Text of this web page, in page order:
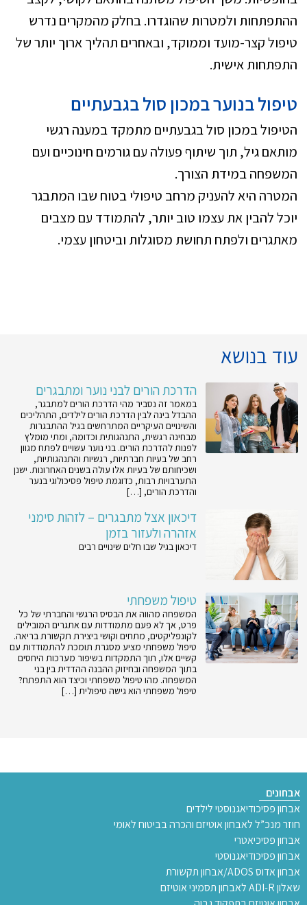
ההתפתחות ולמטרות שהוגדרו. בחלק מהמקרים נדרש
טיפול קצר-מועד וממוקד, ובאחרים תהליך ארוך יותר של
התפתחות אישית.
טיפול בנוער במכון סול בגבעתיים
הטיפול במכון סול בגבעתיים מתמקד במענה רגשי
מותאם גיל, תוך שיתוף פעולה עם גורמים חינוכיים ועם
המשפחה במידת הצורך.
המטרה היא להעניק מרחב טיפולי בטוח שבו המתבגר
יוכל להבין את עצמו טוב יותר, להתמודד עם מצבים
מאתגרים ולפתח תחושת מסוגלות וביטחון עצמי.
עוד בנושא
הדרכת הורים לבני נוער ומתבגרים
במאמר זה נסביר מהי הדרכת הורים למתבגר,
ההבדל בינה לבין הדרכת הורים לילדים, התהליכים
והשינויים העיקריים המתרחשים בגיל ההתבגרות
מבחינה רגשית, התנהגותית וכדומה, ומתי מומלץ
לפנות להדרכת הורים. בני נוער עשויים לפתח מגוון
רחב של בעיות חברתיות, רגשיות והתנהגותיות,
ושכיחותם של בעיות אלו עולה בשנים האחרונות. ישנן
התערבויות רבות, כדוגמת טיפול פסיכולוגי בנער
והדרכת הורים, […]
דיכאון אצל מתבגרים – לזהות סימני
אזהרה ולעזור בזמן
דיכאון בגיל שבו חלים שינויים רבים
טיפול משפחתי
המשפחה מהווה את הבסיס הרגשי והחברתי של כל
פרט, אך לא פעם מתמודדות עם אתגרים המובילים
לקונפליקטים, מתחים וקושי ביצירת תקשורת בריאה.
טיפול משפחתי מציע מסגרת תומכת להתמודדות עם
קשיים אלו, תוך התמקדות בשיפור מערכות היחסים
בתוך המשפחה ובחיזוק ההבנה ההדדית בין בני
המשפחה. מהו טיפול משפחתי וכיצד הוא התפתח?
טיפול משפחתי הוא גישה טיפולית […]
אבחונים
אבחון פסיכודיאגנוסטי לילדים
חוזר מנכ”ל לאבחון אוטיזם והכרה בביטוח לאומי
אבחון פסיכיאטרי
אבחון פסיכודיאגנוסטי
אבחון אדוס ADOS/אבחון תקשורת
שאלון ADI-R לאבחון תסמיני אוטיזם